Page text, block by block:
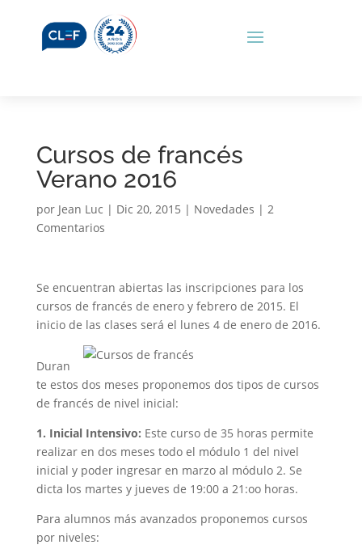
Cursos de francés
Verano 2016
por Jean Luc | Dic 20, 2015 | Novedades | 2
Comentarios
Se encuentran abiertas las inscripciones para los
cursos de francés de enero y febrero de 2015. El
inicio de las clases será el lunes 4 de enero de 2016.
Duran
te estos dos meses proponemos dos tipos de cursos
de francés de nivel inicial:
1. Inicial Intensivo: Este curso de 35 horas permite
realizar en dos meses todo el módulo 1 del nivel
inicial y poder ingresar en marzo al módulo 2. Se
dicta los martes y jueves de 19:00 a 21:oo horas.
Para alumnos más avanzados proponemos cursos
por niveles: